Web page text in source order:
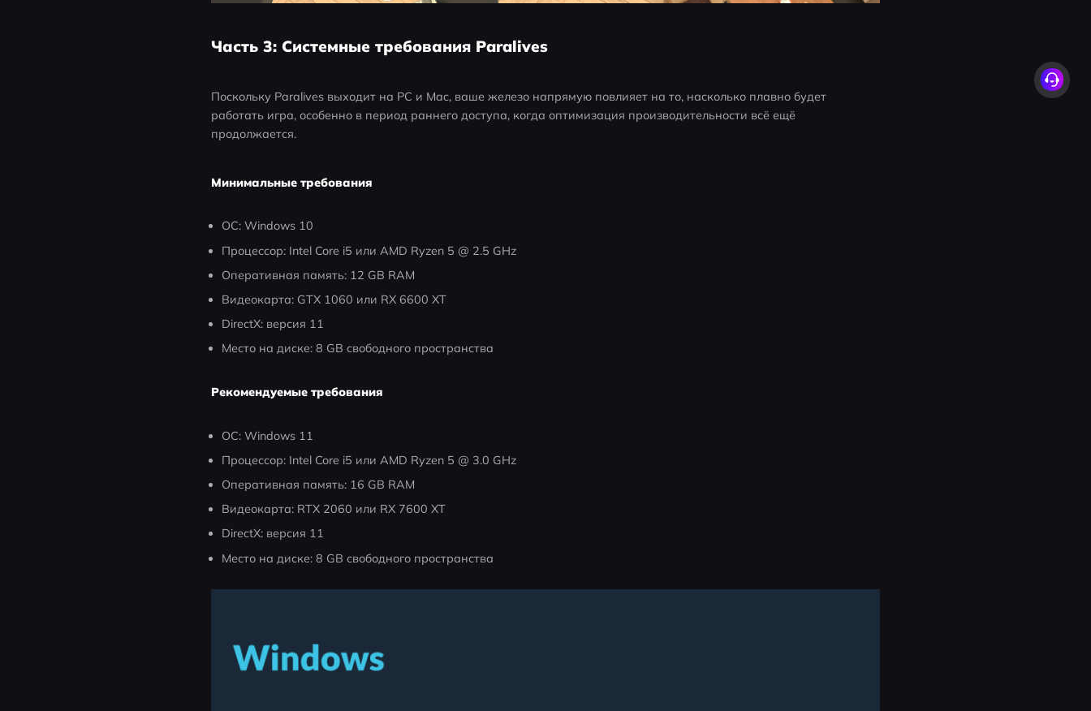
Часть 3: Системные требования Paralives
Поскольку Paralives выходит на PC и Mac, ваше железо напрямую повлияет на то, насколько плавно будет
работать игра, особенно в период раннего доступа, когда оптимизация производительности всё ещё
продолжается.
Минимальные требования
ОС: Windows 10
Процессор: Intel Core i5 или AMD Ryzen 5 @ 2.5 GHz
Оперативная память: 12 GB RAM
Видеокарта: GTX 1060 или RX 6600 XT
DirectX: версия 11
Место на диске: 8 GB свободного пространства
Рекомендуемые требования
ОС: Windows 11
Процессор: Intel Core i5 или AMD Ryzen 5 @ 3.0 GHz
Оперативная память: 16 GB RAM
Видеокарта: RTX 2060 или RX 7600 XT
DirectX: версия 11
Место на диске: 8 GB свободного пространства